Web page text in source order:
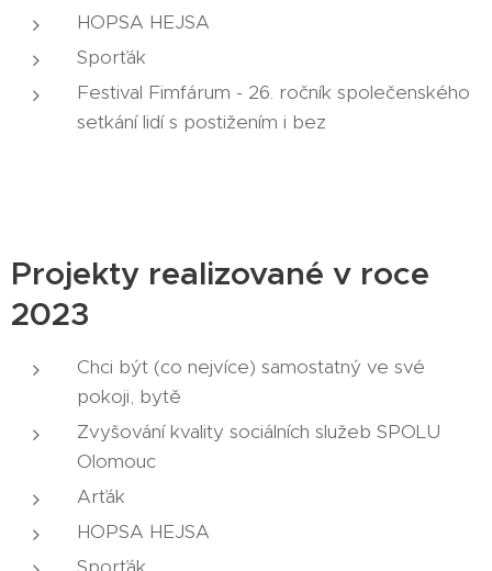
HOPSA HEJSA
Sporťák
Festival Fimfárum - 26. ročník společenského
setkání lidí s postižením i bez
Projekty realizované v roce
2023
Chci být (co nejvíce) samostatný ve své
pokoji, bytě
Zvyšování kvality sociálních služeb SPOLU
Olomouc
Arťák
HOPSA HEJSA